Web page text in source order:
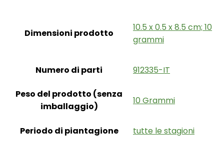
Dimensioni prodotto
‎10.5 x 0.5 x 8.5 cm; 10
grammi
Numero di parti ‎912335-IT
Peso del prodotto (senza
imballaggio)
‎10 Grammi
Periodo di piantagione ‎tutte le stagioni